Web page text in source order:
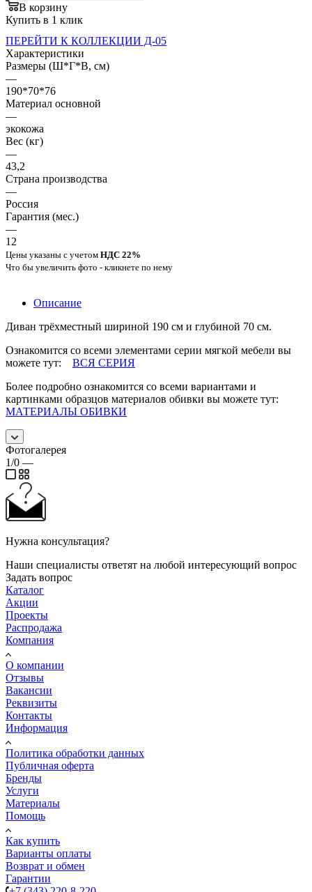
В корзину
Купить в 1 клик
ПЕРЕЙТИ К КОЛЛЕКЦИИ Д-05
Характеристики
Размеры (Ш*Г*В, см)
—
190*70*76
Материал основной
—
экокожа
Вес (кг)
—
43,2
Страна производства
—
Россия
Гарантия (мес.)
—
12
Цены указаны с учетом НДС 22%
Что бы увеличить фото - кликнете по нему
Описание
Диван трёхместный шириной 190 см и глубиной 70 см.
Ознакомится со всеми элементами серии мягкой мебели вы
можете тут:
ВСЯ СЕРИЯ
Более подробно ознакомится со всеми вариантами и
картинками образцов материалов обивки вы можете тут:
МАТЕРИАЛЫ ОБИВКИ
Фотогалерея
1/0 —
Нужна консультация?
Наши специалисты ответят на любой интересующий вопрос
Задать вопрос
Каталог
Акции
Проекты
Распродажа
Компания
О компании
Отзывы
Вакансии
Реквизиты
Контакты
Информация
Политика обработки данных
Публичная оферта
Бренды
Услуги
Материалы
Помощь
Как купить
Варианты оплаты
Возврат и обмен
Гарантии